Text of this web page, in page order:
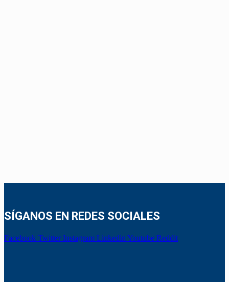
SÍGANOS EN REDES SOCIALES
Facebook Twitter Instagram Linkedin Youtube Reddit